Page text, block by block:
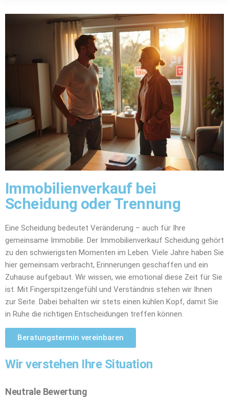
Immobilienverkauf bei
Scheidung oder Trennung
Eine Scheidung bedeutet Veränderung – auch für Ihre
gemeinsame Immobilie. Der Immobilienverkauf Scheidung gehört
zu den schwierigsten Momenten im Leben. Viele Jahre haben Sie
hier gemeinsam verbracht, Erinnerungen geschaffen und ein
Zuhause aufgebaut. Wir wissen, wie emotional diese Zeit für Sie
ist. Mit Fingerspitzengefühl und Verständnis stehen wir Ihnen
zur Seite. Dabei behalten wir stets einen kühlen Kopf, damit Sie
in Ruhe die richtigen Entscheidungen treffen können.
Beratungstermin vereinbaren
Wir verstehen Ihre Situation
Neutrale Bewertung